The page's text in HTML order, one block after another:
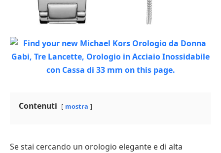
Contenuti mostra
Se stai cercando un orologio elegante e di alta